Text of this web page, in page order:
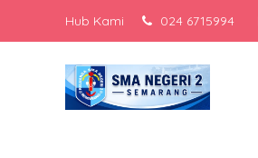
Hub Kami 024 6715994